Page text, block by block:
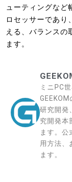
ューティングなど
ロセッサーであり
える、バランスの
ます。
ミニPC
研究開発
究開発本
ます。
用方法、
ます。